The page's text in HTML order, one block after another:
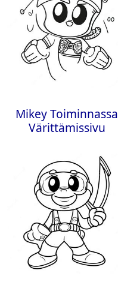
Mikey Toiminnassa
Värittämissivu